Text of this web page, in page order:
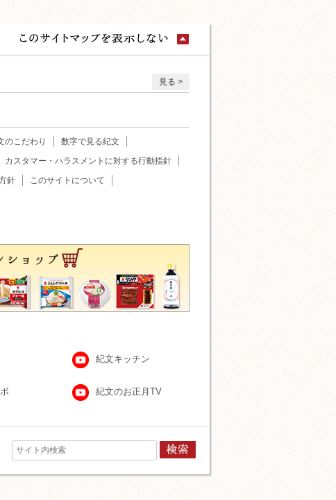
見る
のこだわり
数字で見る紀文
カスタマー・ハラスメントに対する行動指針
針
このサイトについて
紀文キッチン
紀文のお正月TV